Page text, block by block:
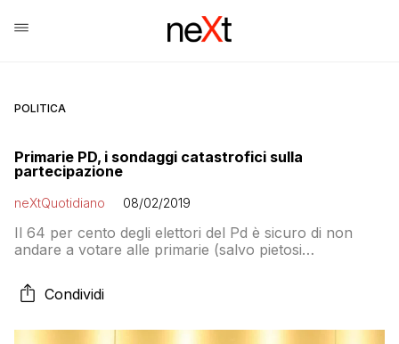
POLITICA
Primarie PD, i sondaggi catastrofici sulla
partecipazione
neXtQuotidiano 08/02/2019
Il 64 per cento degli elettori del Pd è sicuro di non
andare a votare alle primarie (salvo pietosi
un dato clamoroso
Condividi